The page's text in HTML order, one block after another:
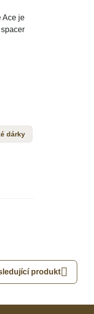
Ace je
dárky
produkt